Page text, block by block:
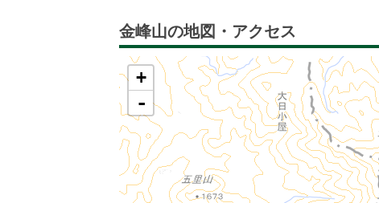
金峰山の地図・アクセス
+
-